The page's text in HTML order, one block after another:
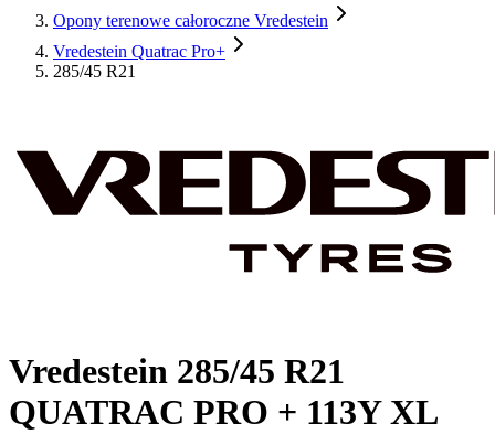
Opony terenowe całoroczne Vredestein
Vredestein Quatrac Pro+
285/45 R21
Vredestein 285/45 R21
QUATRAC PRO + 113Y XL